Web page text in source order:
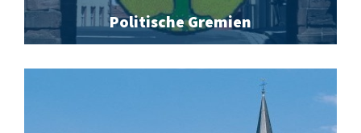
Politische Gremien